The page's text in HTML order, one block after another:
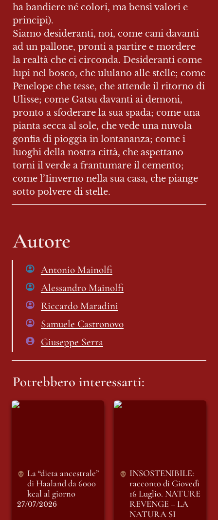
ha bandiere né colori, ma bensì valori e
principi).
Siamo desideranti, noi, come cani davanti
ad un pallone, pronti a partire e mordere
la realtà che ci circonda. Desideranti come
lupi nel bosco, che ululano alle stelle; come
Penelope che tesse, che attende il ritorno di
Ulisse; come Gatsu davanti ai demoni,
pronto a sfoderare la sua spada; come una
pianta secca al sole, che vede una nuvola
gonfia di pioggia in lontananza; come i
luoghi della nostra città, che aspettano
torni il verde a frantumare il cemento;
come l’Iinverno nella sua casa, che piange
sotto polvere di stelle.
Autore
Antonio Mainolfi
Alessandro Mainolfi
Riccardo Maradini
Samuele Castronovo
Giuseppe Serra
Potrebbero interessarti:
La “dieta ancestrale”
La “dieta ancestrale”
di Haaland da 6000
kcal al giorno
27/07/2026
INSOSTENIBILE:
INSOSTENIBILE:
racconto di Giovedì
16 Luglio. NATURE
REVENGE – LA
NATURA SI